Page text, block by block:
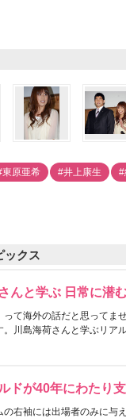
東原亜希 #井上康生 #
クス
んと学ぶ 日常に潜
って海外の話だと思って
。川島海荷さんと学ぶリアル
ドが40年にわたり
の右袖には出場者のみに与